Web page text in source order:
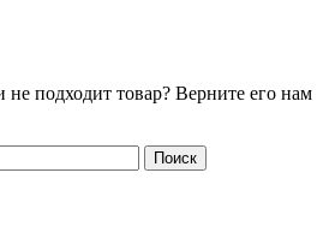
подходит товар? Верните его нам